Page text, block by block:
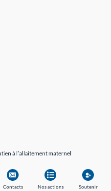
à l’allaitement maternel
Contacts Nos actions Soutenir